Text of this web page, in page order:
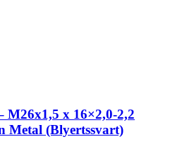
M26x1,5 x 16×2,0-2,2
Metal (Blyertssvart)